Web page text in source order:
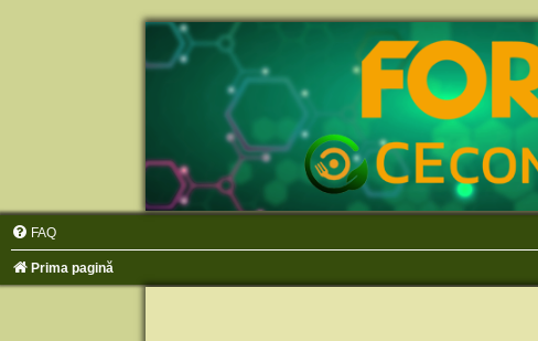
FAQ
Prima pagină